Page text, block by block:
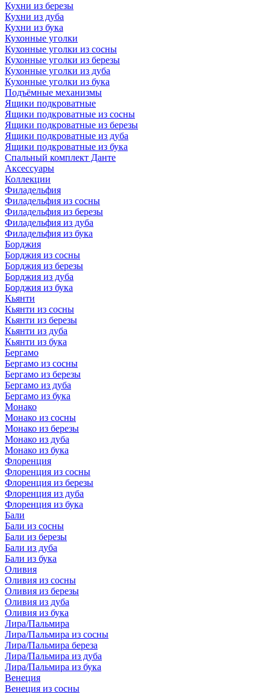
Кухни из березы
Кухни из дуба
Кухни из бука
Кухонные уголки
Кухонные уголки из сосны
Кухонные уголки из березы
Кухонные уголки из дуба
Кухонные уголки из бука
Подъёмные механизмы
Ящики подкроватные
Ящики подкроватные из сосны
Ящики подкроватные из березы
Ящики подкроватные из дуба
Ящики подкроватные из бука
Спальный комплект Данте
Аксессуары
Коллекции
Филадельфия
Филадельфия из сосны
Филадельфия из березы
Филадельфия из дуба
Филадельфия из бука
Борджия
Борджия из сосны
Борджия из березы
Борджия из дуба
Борджия из бука
Кьянти
Кьянти из сосны
Кьянти из березы
Кьянти из дуба
Кьянти из бука
Бергамо
Бергамо из сосны
Бергамо из березы
Бергамо из дуба
Бергамо из бука
Монако
Монако из сосны
Монако из березы
Монако из дуба
Монако из бука
Флоренция
Флоренция из сосны
Флоренция из березы
Флоренция из дуба
Флоренция из бука
Бали
Бали из сосны
Бали из березы
Бали из дуба
Бали из бука
Оливия
Оливия из сосны
Оливия из березы
Оливия из дуба
Оливия из бука
Лира/Пальмира
Лира/Пальмира из сосны
Лира/Пальмира береза
Лира/Пальмира из дуба
Лира/Пальмира из бука
Венеция
Венеция из сосны